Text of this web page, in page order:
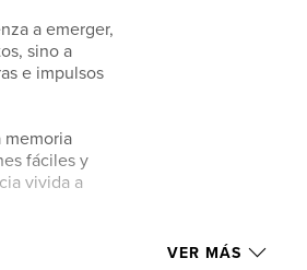
a emerger,
sino a
e impulsos
memoria
fáciles y
vivida a
VER MÁS